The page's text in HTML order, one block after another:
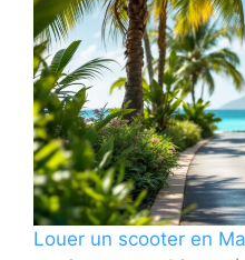
Louer un scooter en